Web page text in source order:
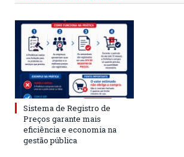
Sistema de Registro de
Preços garante mais
eficiência e economia na
gestão pública